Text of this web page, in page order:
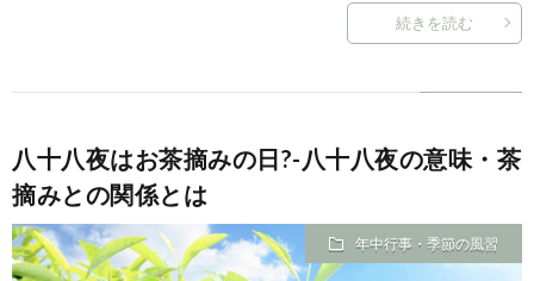
続きを読む
八十八夜はお茶摘みの日?-八十八夜の意味・茶
摘みとの関係とは
年中行事・季節の風習